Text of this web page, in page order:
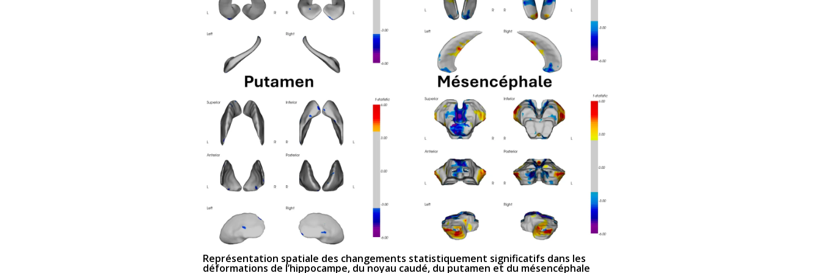
Représentation spatiale des changements statistiquement significatifs dans les
déformations de l’hippocampe, du noyau caudé, du putamen et du mésencéphale